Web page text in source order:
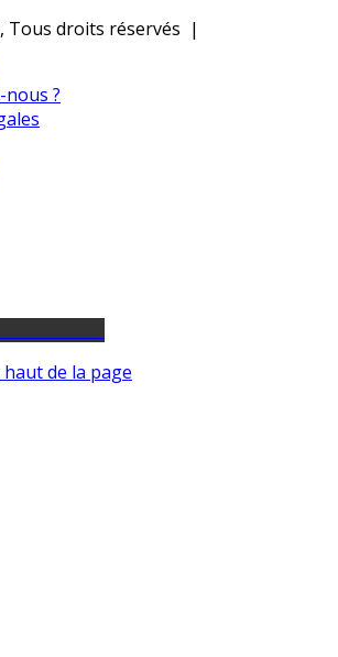
Tous droits réservés |
nous ?
de la page